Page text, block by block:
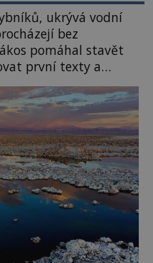
ukrývá vodní
bez
pomáhal stavět
první texty a
skromná, ale
už tisíce let.
jako obyčejnou kulisu
podívat […]